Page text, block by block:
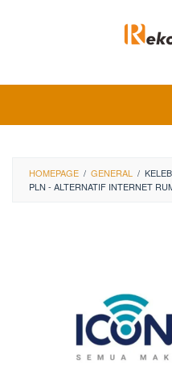
HOMEPAGE / GENERAL /
PLN - ALTERNATIF INTERNET